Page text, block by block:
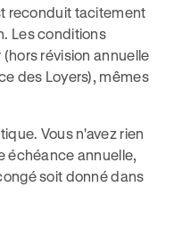
reconduit tacitement
Les conditions
révision annuelle
des Loyers), mêmes
Vous n'avez rien
échéance annuelle,
soit donné dans